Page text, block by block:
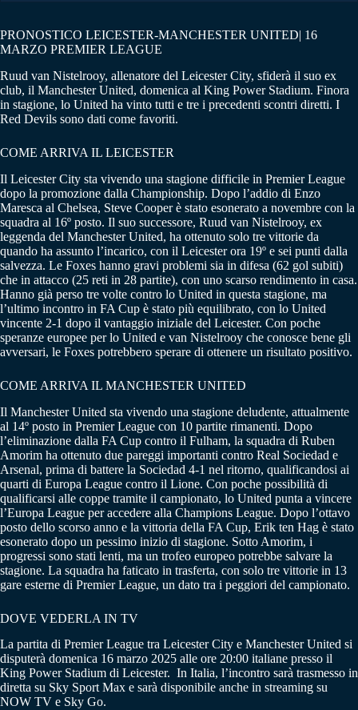
PRONOSTICO LEICESTER-MANCHESTER UNITED| 16
MARZO PREMIER LEAGUE
Ruud van Nistelrooy, allenatore del Leicester City, sfiderà il suo ex
club, il Manchester United, domenica al King Power Stadium. Finora
in stagione, lo United ha vinto tutti e tre i precedenti scontri diretti. I
Red Devils sono dati come favoriti.
COME ARRIVA IL LEICESTER
Il Leicester City sta vivendo una stagione difficile in Premier League
dopo la promozione dalla Championship. Dopo l’addio di Enzo
Maresca al Chelsea, Steve Cooper è stato esonerato a novembre con la
squadra al 16º posto. Il suo successore, Ruud van Nistelrooy, ex
leggenda del Manchester United, ha ottenuto solo tre vittorie da
quando ha assunto l’incarico, con il Leicester ora 19º e sei punti dalla
salvezza. Le Foxes hanno gravi problemi sia in difesa (62 gol subiti)
che in attacco (25 reti in 28 partite), con uno scarso rendimento in casa.
Hanno già perso tre volte contro lo United in questa stagione, ma
l’ultimo incontro in FA Cup è stato più equilibrato, con lo United
vincente 2-1 dopo il vantaggio iniziale del Leicester. Con poche
speranze europee per lo United e van Nistelrooy che conosce bene gli
avversari, le Foxes potrebbero sperare di ottenere un risultato positivo.
COME ARRIVA IL MANCHESTER UNITED
Il Manchester United sta vivendo una stagione deludente, attualmente
al 14º posto in Premier League con 10 partite rimanenti. Dopo
l’eliminazione dalla FA Cup contro il Fulham, la squadra di Ruben
Amorim ha ottenuto due pareggi importanti contro Real Sociedad e
Arsenal, prima di battere la Sociedad 4-1 nel ritorno, qualificandosi ai
quarti di Europa League contro il Lione. Con poche possibilità di
qualificarsi alle coppe tramite il campionato, lo United punta a vincere
l’Europa League per accedere alla Champions League. Dopo l’ottavo
posto dello scorso anno e la vittoria della FA Cup, Erik ten Hag è stato
esonerato dopo un pessimo inizio di stagione. Sotto Amorim, i
progressi sono stati lenti, ma un trofeo europeo potrebbe salvare la
stagione. La squadra ha faticato in trasferta, con solo tre vittorie in 13
gare esterne di Premier League, un dato tra i peggiori del campionato.
DOVE VEDERLA IN TV
La partita di Premier League tra Leicester City e Manchester United si
disputerà domenica 16 marzo 2025 alle ore 20:00 italiane presso il
King Power Stadium di Leicester. In Italia, l’incontro sarà trasmesso in
diretta su Sky Sport Max e sarà disponibile anche in streaming su
NOW TV e Sky Go.